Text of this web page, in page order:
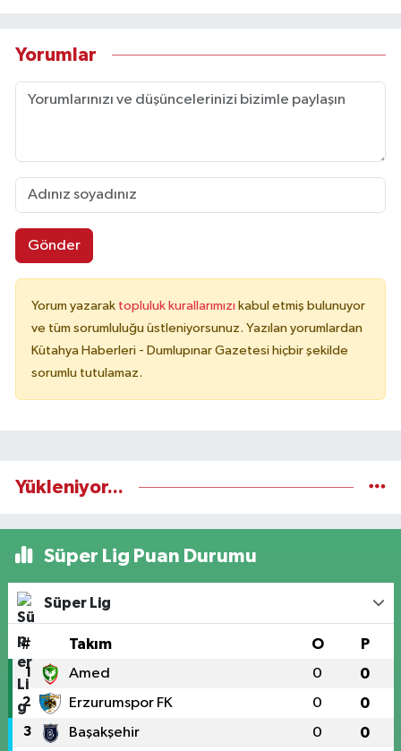
Yorumlar
Gönder
Yorum yazarak topluluk kurallarımızı kabul etmiş bulunuyor
ve tüm sorumluluğu üstleniyorsunuz. Yazılan yorumlardan
Kütahya Haberleri - Dumlupınar Gazetesi hiçbir şekilde
sorumlu tutulamaz.
Yükleniyor...
Süper Lig Puan Durumu
Süper Lig
# Takım O P
1 Amed 0 0
2 Erzurumspor FK 0 0
3 Başakşehir 0 0